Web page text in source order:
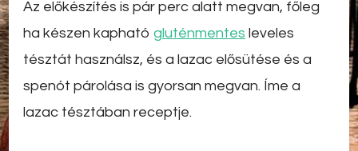
Az előkészítés is pár perc alatt megvan, főleg
ha készen kapható gluténmentes leveles
tésztát használsz, és a lazac elősütése és a
spenót párolása is gyorsan megvan. Íme a
lazac tésztában receptje.